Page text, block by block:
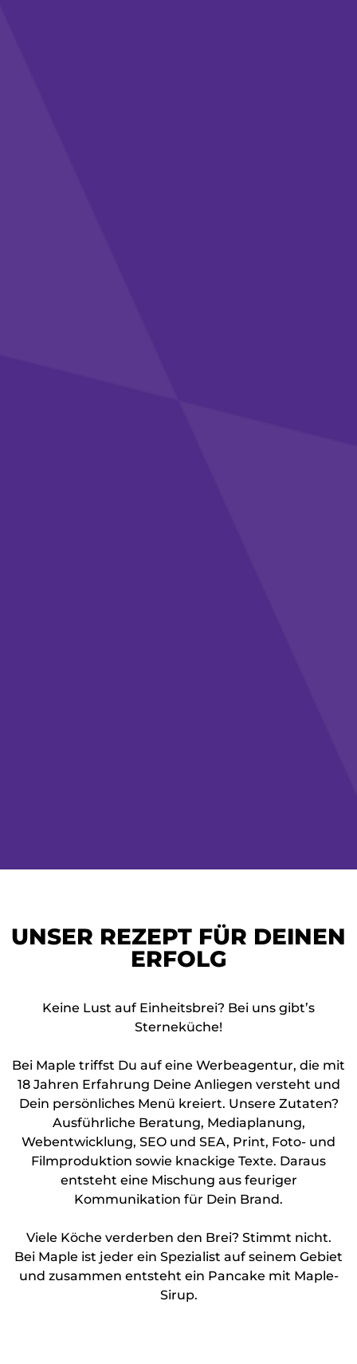
UNSER REZEPT FÜR DEINEN
ERFOLG
Keine Lust auf Einheitsbrei? Bei uns gibt’s
Sterneküche!
Bei Maple triffst Du auf eine Werbeagentur, die mit
18 Jahren Erfahrung Deine Anliegen versteht und
Dein persönliches Menü kreiert. Unsere Zutaten?
Ausführliche Beratung, Mediaplanung,
Webentwicklung, SEO und SEA, Print, Foto- und
Filmproduktion sowie knackige Texte. Daraus
entsteht eine Mischung aus feuriger
Kommunikation für Dein Brand.
Viele Köche verderben den Brei? Stimmt nicht.
Bei Maple ist jeder ein Spezialist auf seinem Gebiet
und zusammen entsteht ein Pancake mit Maple-
Sirup.